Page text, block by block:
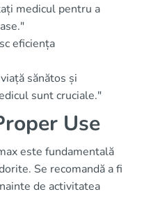
medicul pentru a
eficiența
sănătos și
sunt cruciale."
Use
este fundamentală
Se recomandă a fi
de activitatea